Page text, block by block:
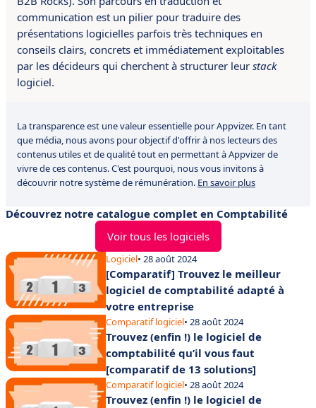
communication est un pilier pour traduire des
présentations logicielles parfois très techniques en
conseils clairs, concrets et immédiatement exploitables
par les décideurs qui cherchent à structurer leur stack
logiciel.
La transparence est une valeur essentielle pour Appvizer. En tant
que média, nous avons pour objectif d'offrir à nos lecteurs des
contenus utiles et de qualité tout en permettant à Appvizer de
vivre de ces contenus. C'est pourquoi, nous vous invitons à
découvrir notre système de rémunération. En savoir plus
Découvrez notre catalogue complet en Comptabilité
Voir tous les logiciels
Logiciel• 28 août 2024
[Comparatif] Trouvez le meilleur
logiciel de comptabilité adapté à
votre entreprise
Comparatif logiciel• 28 août 2024
Trouvez (enfin !) le logiciel de
comptabilité qu’il vous faut
[comparatif de 13 solutions]
Comparatif logiciel• 28 août 2024
Trouvez (enfin !) le logiciel de